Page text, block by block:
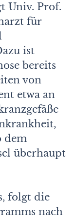
Univ. Prof.
für
ist
bereits
von
etwa an
dem
überhaupt
folgt die
nach